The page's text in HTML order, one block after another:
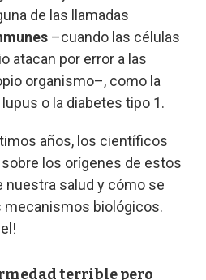
de las llamadas
–cuando las células
atacan por error a las
organismo–, como la
o la diabetes tipo 1.
años, los científicos
los orígenes de estos
salud y cómo se
mecanismos biológicos.
terrible pero